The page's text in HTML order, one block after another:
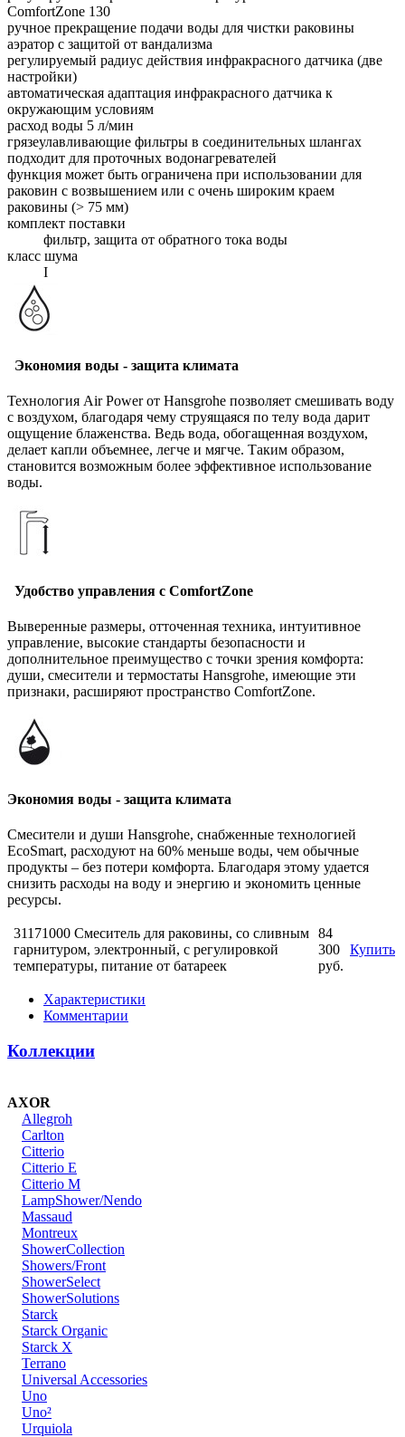
ComfortZone 130
ручное прекращение подачи воды для чистки раковины
аэратор с защитой от вандализма
регулируемый радиус действия инфракрасного датчика (две
настройки)
автоматическая адаптация инфракрасного датчика к
окружающим условиям
расход воды 5 л/мин
грязеулавливающие фильтры в соединительных шлангах
подходит для проточных водонагревателей
функция может быть ограничена при использовании для
раковин с возвышением или с очень широким краем
раковины (> 75 мм)
комплект поставки
фильтр, защита от обратного тока воды
класс шума
I
Экономия воды - защита климата
Технология Air Power от Hansgrohe позволяет смешивать воду
с воздухом, благодаря чему струящаяся по телу вода дарит
ощущение блаженства. Ведь вода, обогащенная воздухом,
делает капли объемнее, легче и мягче. Таким образом,
становится возможным более эффективное использование
воды.
Удобство управления с ComfortZone
Выверенные размеры, отточенная техника, интуитивное
управление, высокие стандарты безопасности и
дополнительное преимущество с точки зрения комфорта:
души, смесители и термостаты Hansgrohe, имеющие эти
признаки, расширяют пространство ComfortZone.
Экономия воды - защита климата
Смесители и души Hansgrohe, снабженные технологией
EcoSmart, расходуют на 60% меньше воды, чем обычные
продукты – без потери комфорта. Благодаря этому удается
снизить расходы на воду и энергию и экономить ценные
ресурсы.
31171000 Смеситель для раковины, со сливным
гарнитуром, электронный, с регулировкой
температуры, питание от батареек
84
300
руб.
Купить
Характеристики
Комментарии
Коллекции
AXOR
Allegroh
Carlton
Citterio
Citterio E
Citterio M
LampShower/Nendo
Massaud
Montreux
ShowerCollection
Showers/Front
ShowerSelect
ShowerSolutions
Starck
Starck Organic
Starck X
Terrano
Universal Accessories
Uno
Uno²
Urquiola